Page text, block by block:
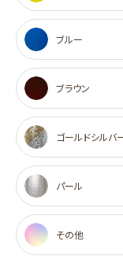
ブルー
ブラウン
ゴールドシルバ
パール
その他